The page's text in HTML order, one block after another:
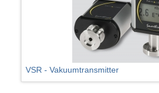
VSR - Vakuumtransmitter